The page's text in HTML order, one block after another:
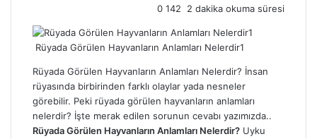
0 142 2 dakika okuma süresi
Rüyada Görülen Hayvanların Anlamları Nelerdir1
Rüyada Görülen Hayvanların Anlamları Nelerdir? İnsan
rüyasında birbirinden farklı olaylar yada nesneler
görebilir. Peki rüyada görülen hayvanların anlamları
nelerdir? İşte merak edilen sorunun cevabı yazımızda..
Rüyada Görülen Hayvanların Anlamları Nelerdir? Uyku